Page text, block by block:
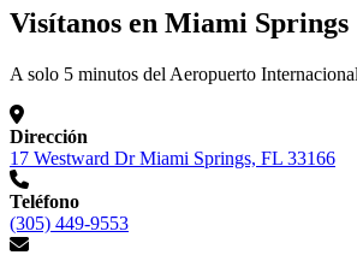
Visítanos en Miami Springs
A solo 5 minutos del Aeropuerto
Dirección
17 Westward Dr Miami Springs, FL 33166
Teléfono
(305) 449-9553